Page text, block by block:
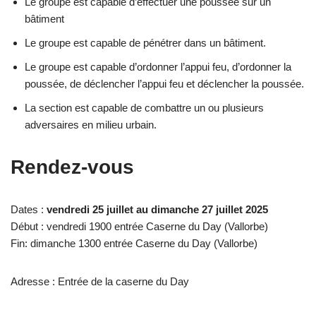
bâtiment
Le groupe est capable de pénétrer dans un bâtiment.
Le groupe est capable d’ordonner l’appui feu, d’ordonner la
poussée, de déclencher l’appui feu et déclencher la poussée.
La section est capable de combattre un ou plusieurs
adversaires en milieu urbain.
Rendez-vous
Dates : vendredi 25 juillet au dimanche 27 juillet 2025
Début : vendredi 1900 entrée Caserne du Day (Vallorbe)
Fin: dimanche 1300 entrée Caserne du Day (Vallorbe)
Adresse : Entrée de la caserne du Day